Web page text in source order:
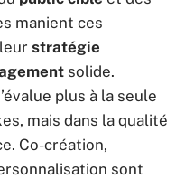
manient ces
stratégie
solide.
plus à la seule
mais dans la qualité
Co-création,
sont